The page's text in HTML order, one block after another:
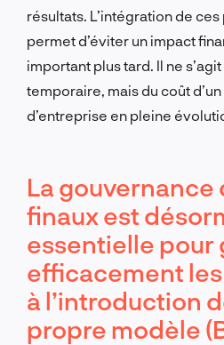
résultats. L’intégration de
permet d’éviter un impact
important plus tard. Il ne
temporaire, mais du coût
d’entreprise en pleine
La gouvernance
finaux est
essentielle pour
efficacement
à l’introduction
propre modèle